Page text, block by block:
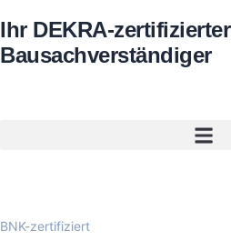
Ihr DEKRA-zertifizierter
Bausachverständiger
BNK-zertifiziert